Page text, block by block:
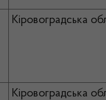
Кіровоградська
Кіровоградська